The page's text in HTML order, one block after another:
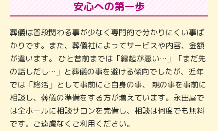
安心への第一歩
葬儀は普段関わる事が少なく専門的で分かりにくい事ば
かりです。また、葬儀社によってサービスや内容、金額
が違います。 ひと昔前までは「縁起が悪い…」「まだ先
の話しだし…」と葬儀の事を避ける傾向でしたが、近年
では「終活」として事前にご自身の事、 親の事を事前に
相談し、葬儀の準備をする方が増えています。永田屋で
は全ホールに相談サロンを完備し、相談は何度でも無料
です。ご遠慮なくご利用ください。